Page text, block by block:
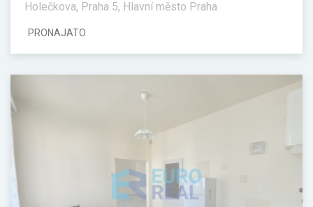
Holečkova, Praha 5, Hlavní město Praha
PRONAJATO